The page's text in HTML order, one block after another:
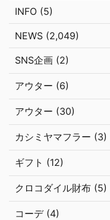
INFO (5)
NEWS (2,049)
SNS企画 (2)
アウター (6)
アウター (30)
カシミヤマフラー (3)
ギフト (12)
クロコダイル財布 (5)
コーデ (4)